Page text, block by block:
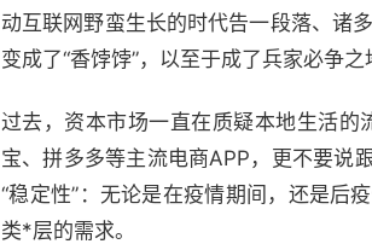
动互联网野蛮生长的时代告一段落、诸
变成了“香饽饽”，以至于成了兵家必争之
过去，资本市场一直在质疑本地生活
宝、拼多多等主流电商APP，更不要说
“稳定性”：无论是在疫情期间，还是后
类*层的需求。